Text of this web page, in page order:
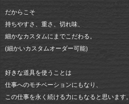
だからこそ
持ちやすさ、重さ、切れ味、
細かなカスタムにまでこだわる。
(細かいカスタムオーダー可能)
好きな道具を使うことは
仕事へのモチベーションにもなり、
この仕事を永く続ける力にもなると思います。